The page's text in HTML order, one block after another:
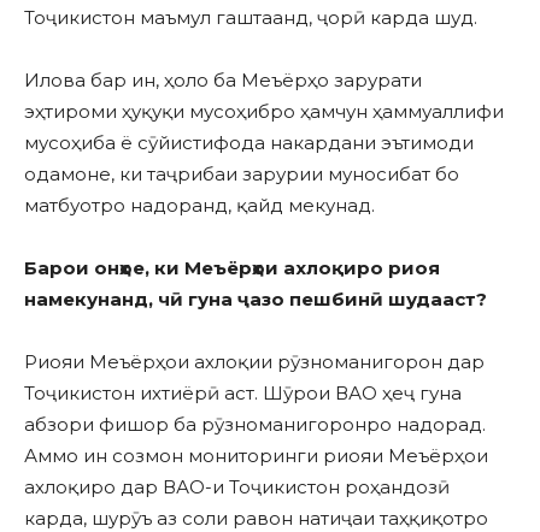
Тоҷикистон маъмул гаштаанд, ҷорӣ карда шуд.
Илова бар ин, ҳоло ба Меъёрҳо зарурати
эҳтироми ҳуқуқи мусоҳибро ҳамчун ҳаммуаллифи
мусоҳиба ё сӯйистифода накардани эътимоди
одамоне, ки таҷрибаи зарурии муносибат бо
матбуотро надоранд, қайд мекунад.
Барои онҳое, ки Меъёрҳои ахлоқиро риоя
намекунанд, чӣ гуна ҷазо пешбинӣ шудааст?
Риояи Меъёрҳои ахлоқии рӯзноманигорон дар
Тоҷикистон ихтиёрӣ аст. Шӯрои ВАО ҳеҷ гуна
абзори фишор ба рӯзноманигоронро надорад.
Аммо ин созмон мониторинги риояи Меъёрҳои
ахлоқиро дар ВАО-и Тоҷикистон роҳандозӣ
карда, шурӯъ аз соли равон натиҷаи таҳқиқотро